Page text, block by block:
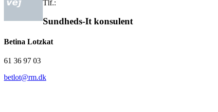
Tlf.:
Sundheds-It konsulent
Betina Lotzkat
61 36 97 03
betlot@rm.dk